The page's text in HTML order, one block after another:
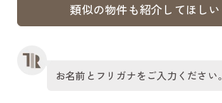
類似の物件も紹介してほしい
お名前とフリガナをご入力ください。